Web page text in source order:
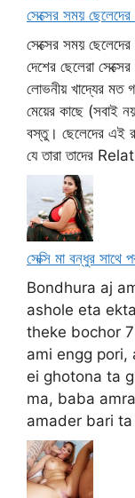
সেক্সের সময়
সেক্সের সময়
দেশের ছেলেরা
লোভনীয় খাদ্যের মত
মেয়ের কাছে (সবাই
বস্তু। ছেলেদের এই
যে তারা তাদের
সেক্সি মা বন্ধুর সাথে
Bondhura aj
ashole eta
theke bochor
ami engg pori,
ei ghotona ta
ma, baba
amader bari